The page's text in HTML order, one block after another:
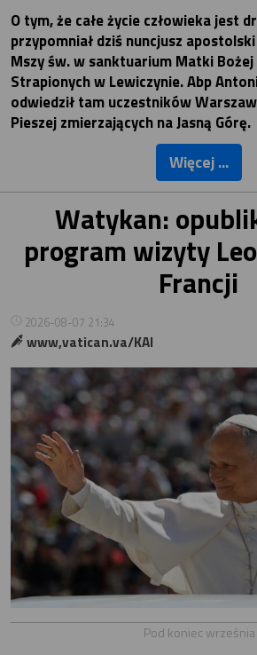
O tym, że całe życie człowieka jest
przypomniał dziś nuncjusz
Mszy św. w sanktuarium Matki
Strapionych w Lewiczynie. Abp
odwiedził tam uczestników
Pieszej zmierzających na Jasną Górę.
Więcej ...
Watykan:
program wizyty
Francji
2026-08-07 21:34
www,vatican.va/KAI
Pod koniec